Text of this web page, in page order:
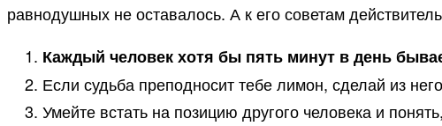
равнодушных не оставалось. А к его советам
Каждый человек хотя бы пять минут в день
Если судьба преподносит тебе лимон, сделай из
Умейте встать на позицию другого человека и